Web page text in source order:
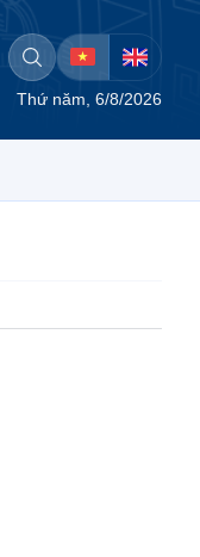
Thứ năm, 6/8/2026